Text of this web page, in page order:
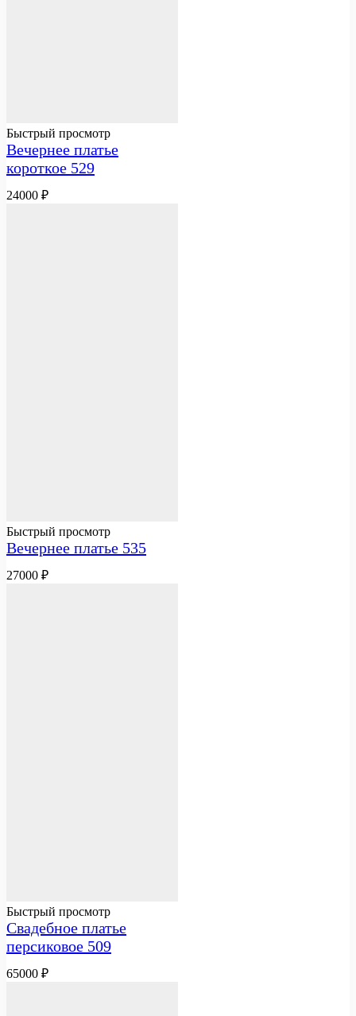
Быстрый просмотр
Вечернее платье
короткое 529
24000 ₽
Быстрый просмотр
Вечернее платье 535
27000 ₽
Быстрый просмотр
Свадебное платье
персиковое 509
65000 ₽